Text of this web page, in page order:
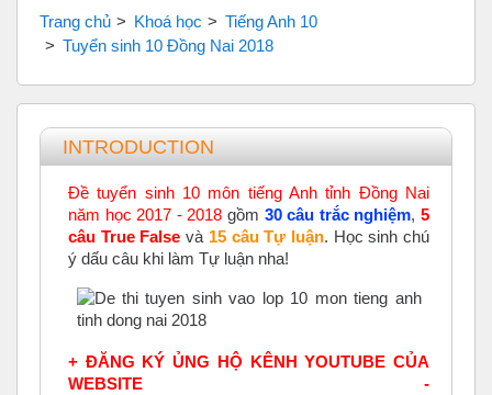
Trang chủ Khoá học
Tiếng Anh 10
Tuyển sinh 10 Đồng Nai 2018
Tổng quan các chủ đề
INTRODUCTION
Đề tuyển sinh 10 môn tiếng Anh tỉnh Đồng Nai
năm học 2017 - 2018 gồm 30 câu trắc nghiệm,5
câu True False và 15 câu Tự luận. Học sinh chú
ý dấu câu khi làm Tự luận nha!
+ ĐĂNG KÝ ỦNG HỘ KÊNH YOUTUBE CỦA
WEBSITE -